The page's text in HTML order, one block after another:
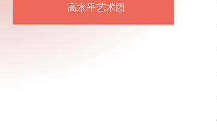
高水平艺术团